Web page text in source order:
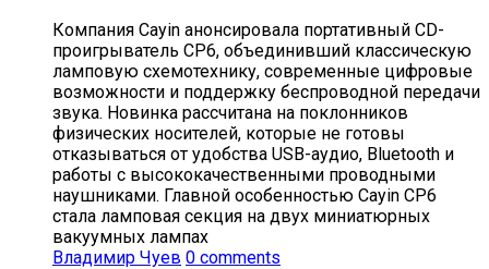
Компания Cayin анонсировала портативный CD-
проигрыватель CP6, объединивший классическую
ламповую схемотехнику, современные цифровые
возможности и поддержку беспроводной передачи
звука. Новинка рассчитана на поклонников
физических носителей, которые не готовы
отказываться от удобства USB-аудио, Bluetooth и
работы с высококачественными проводными
наушниками. Главной особенностью Cayin CP6
стала ламповая секция на двух миниатюрных
вакуумных лампах
Владимир Чуев 0 comments